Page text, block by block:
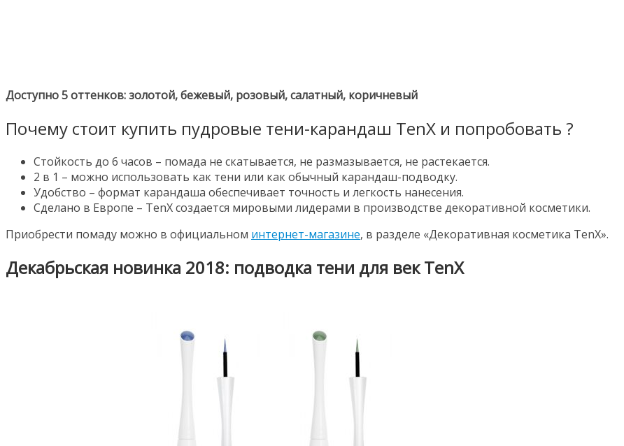
Доступно 5 оттенков: золотой, бежевый, розовый, салатный, коричневый
Почему стоит купить пудровые тени-карандаш TenX и попробовать ?
Стойкость до 6 часов – помада не скатывается, не размазывается, не растекается.
2 в 1 – можно использовать как тени или как обычный карандаш-подводку.
Удобство – формат карандаша обеспечивает точность и легкость нанесения.
Сделано в Европе – TenX создается мировыми лидерами в производстве декоративной косметики.
Приобрести помаду можно в официальном интернет-магазине, в разделе «Декоративная косметика TenX».
Декабрьская новинка 2018: подводка тени для век TenX